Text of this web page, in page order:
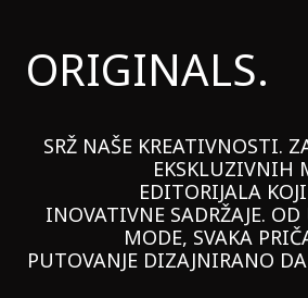
ORIGINALS.
SRŽ NAŠE KREATIVNOSTI.
EKSKLUZIVNIH
EDITORIJALA
INOVATIVNE SADRŽAJE.
MODE, SVAKA
PUTOVANJE DIZAJNIRANO